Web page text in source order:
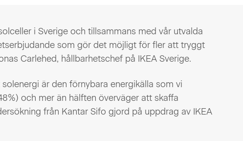
i Sverige och tillsammans med vår utvalda
som gör det möjligt för fler att tryggt
Carlehed, hållbarhetschef på IKEA Sverige.
är den förnybara energikälla som vi
och mer än hälften överväger att skaffa
från Kantar Sifo gjord på uppdrag av IKEA